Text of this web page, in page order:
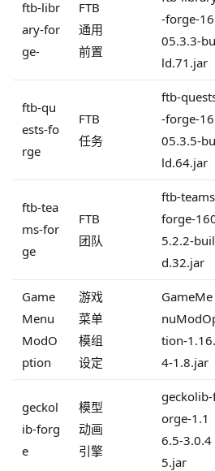
ftb-libr
ary-for
ge-
FTB
通用
前置
-forge-16
05.3.3-
ld.71.jar
ftb-qu
ests-fo
rge
FTB
任务
ftb-
-forge-16
05.3.5-
ld.64.jar
ftb-tea
ms-for
ge
FTB
团队
ftb-
forge-
5.2.2-buil
d.32.jar
Game
Menu
ModO
ption
游戏
菜单
模组
设定
GameMe
tion-1.16.
4-1.8.jar
geckol
ib-forg
e
模型
动画
引擎
orge-1.1
6.5-3.0.4
5.jar